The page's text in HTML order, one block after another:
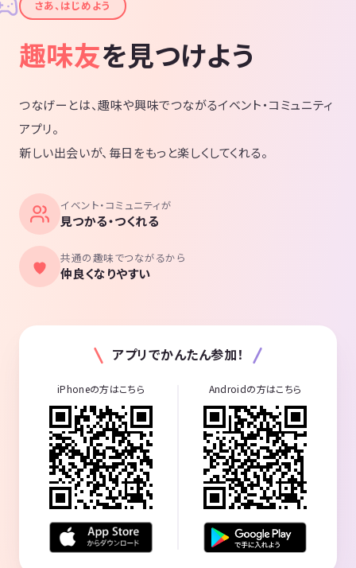
さあ、はじめよう
趣味友を見つけよう
つなげーとは、趣味や興味でつながるイベント・コミュニティ
アプリ。
新しい出会いが、毎日をもっと楽しくしてくれる。
イベント・コミュニティが
見つかる・つくれる
共通の趣味でつながるから
仲良くなりやすい
アプリでかんたん参加！
iPhoneの方はこちら Androidの方はこちら